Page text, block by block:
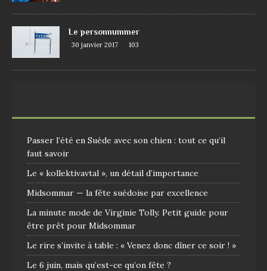
Le personnummer
30 janvier 2017 103
Passer l’été en Suède avec son chien : tout ce qu’il
faut savoir
Le « kollektivavtal », un détail d’importance
Midsommar — la fête suédoise par excellence
La minute mode de Virginie Tolly. Petit guide pour
être prêt pour Midsommar
Le rire s’invite à table : « Venez donc dîner ce soir ! »
Le 6 juin, mais qu’est-ce qu’on fête ?